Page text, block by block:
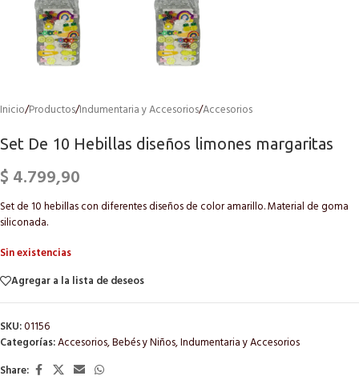
Inicio/Productos/Indumentaria y Accesorios/Accesorios
Set De 10 Hebillas diseños limones margaritas
$ 4.799,90
Set de 10 hebillas con diferentes diseños de color amarillo. Material de goma
siliconada.
Sin existencias
Agregar a la lista de deseos
SKU:01156
Categorías:Accesorios,Bebés y Niños,Indumentaria y Accesorios
Share: